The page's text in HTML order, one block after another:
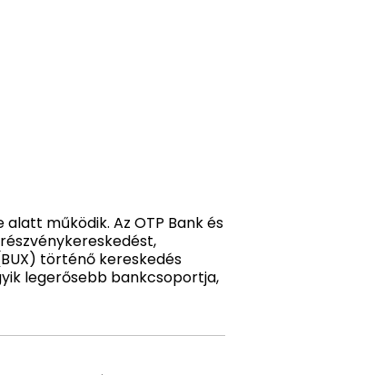
működik. Az OTP Bank és
történő kereskedés
legerősebb bankcsoportja,